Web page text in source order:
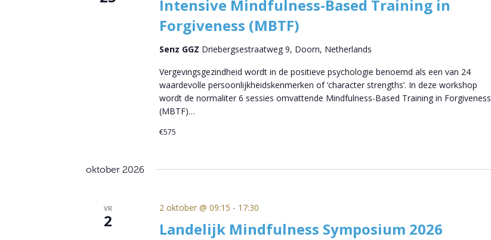
Intensive Mindfulness-Based Training in
Forgiveness (MBTF)
Senz GGZ Driebergsestraatweg 9, Doorn, Netherlands
Vergevingsgezindheid wordt in de positieve psychologie benoemd als een van 24
waardevolle persoonlijkheidskenmerken of ‘character strengths’. In deze workshop
wordt de normaliter 6 sessies omvattende Mindfulness-Based Training in Forgiveness
(MBTF)…
€575
oktober 2026
VR
2 Landelijk Mindfulness Symposium 2026
2 oktober @ 09:15 - 17:30